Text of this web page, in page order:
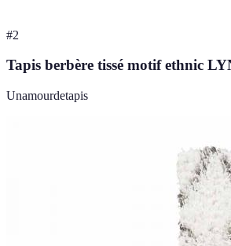
#2
Tapis berbère tissé motif ethnic
Unamourdetapis